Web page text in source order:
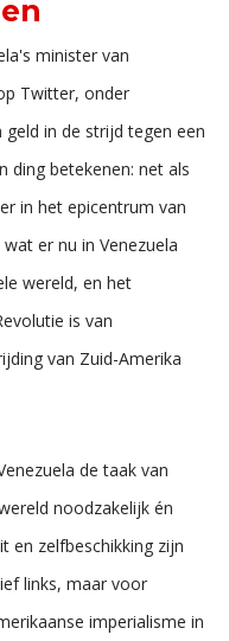
minister van
Twitter, onder
in de strijd tegen een
ding betekenen: net als
in het epicentrum van
er nu in Venezuela
wereld, en het
is van
van Zuid-Amerika
de taak van
noodzakelijk én
en zelfbeschikking zijn
links, maar voor
imperialisme in